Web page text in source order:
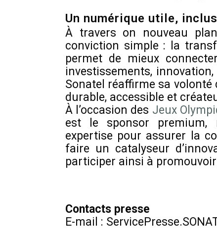
Un numérique utile,
À travers on nouveau
conviction simple : la
permet de mieux
investissements,
Sonatel réaffirme sa
durable, accessible et
À l’occasion des Jeux
est le sponsor premium,
expertise pour assurer la
faire un catalyseur
participer ainsi à promouvoir
Contacts presse
E-mail :